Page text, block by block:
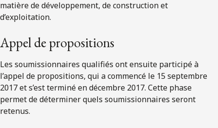
matière de développement, de construction et
d’exploitation.
Appel de propositions
Les soumissionnaires qualifiés ont ensuite participé à
l’appel de propositions, qui a commencé le 15 septembre
2017 et s’est terminé en décembre 2017. Cette phase
permet de déterminer quels soumissionnaires seront
retenus.